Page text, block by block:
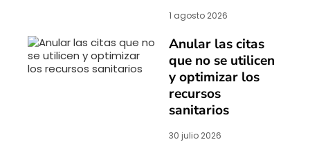
1 agosto 2026
Anular las citas
que no se utilicen
y optimizar los
recursos
sanitarios
30 julio 2026